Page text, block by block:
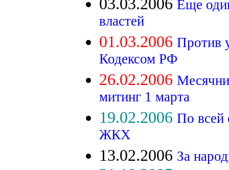
Еще
властей
01.03.2006 Против
Кодексом РФ
26.02.2006
митинг 1 марта
19.02.2006 По всей
ЖКХ
13.02.2006 За